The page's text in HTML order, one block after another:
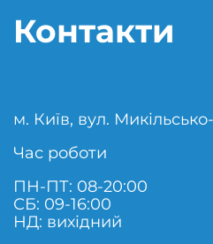
Контакти
м. Київ, вул.
Час роботи
ПН-ПТ: 08-20:00
СБ: 09-16:00
НД: вихідний